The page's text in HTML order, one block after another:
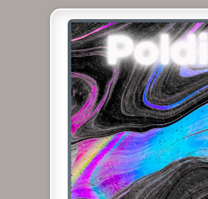
Poldis-Welt.com
Das Forum für Jeans, Sportswear,